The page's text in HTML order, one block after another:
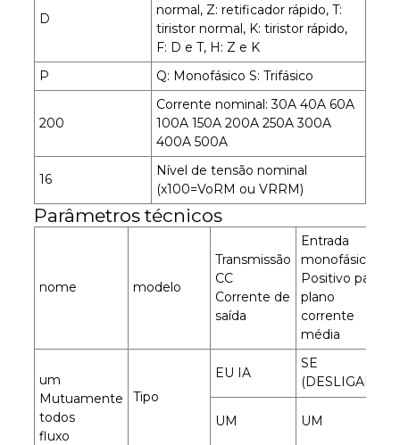
D
normal, Z: retificador rápido, T:
tiristor normal, K: tiristor rápido,
F: D e T, H: Z e K
P
Q: Monofásico S: Trifásico
200
Corrente nominal: 30A 40A 60A
100A 150A 200A 250A 300A
400A 500A
16
Nível de tensão nominal
(x100=VoRM ou VRRM)
Parâmetros técnicos
nome modelo
Transmissão
CC
Corrente de
saída
Entrada
monofásica
Positivo para
plano
corrente
média
um
Mutuamente
todos
fluxo
Tipo
EU IA
SE
(DESLIGADO)
UM UM